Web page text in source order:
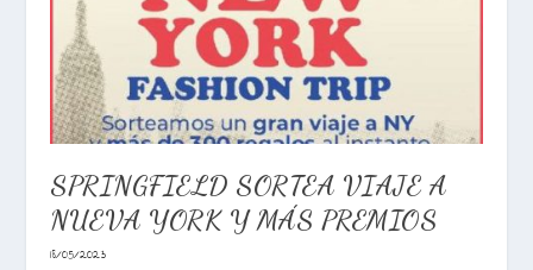
SPRINGFIELD SORTEA VIAJE A
NUEVA YORK Y MÁS PREMIOS
18/05/2023